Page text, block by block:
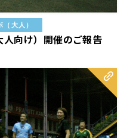
（大人）
向け）開催のご報告